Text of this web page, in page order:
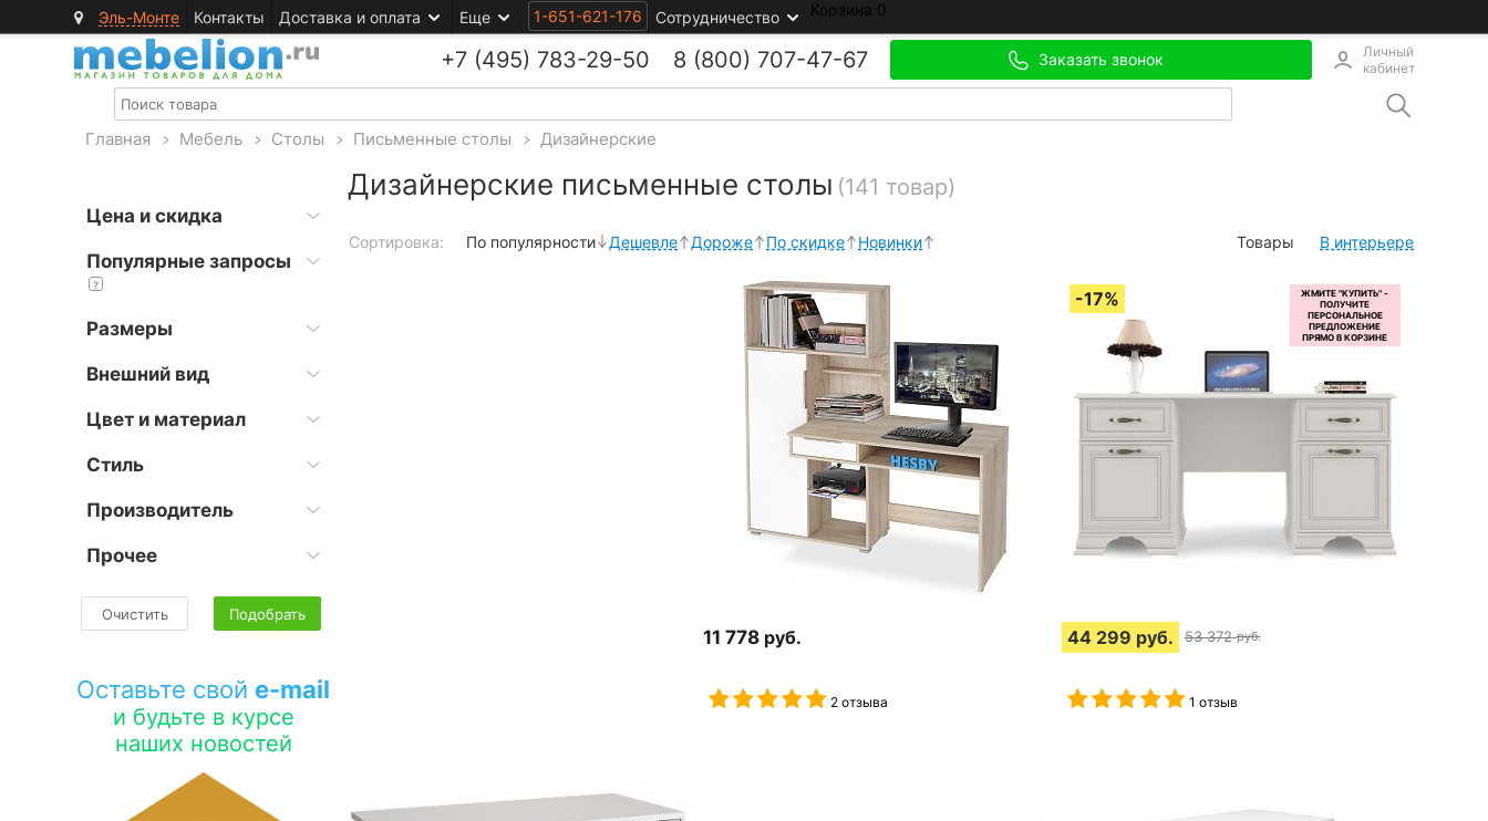
Эль-Монте Контакты Доставка и оплата Еще 1-651-621-176 Сотрудничество Корзина 0
+7 (495) 783-29-50 8 (800) 707-47-67 Заказать звонок
Личный
кабинет
Главная > Мебель > Столы > Письменные столы > Дизайнерские
Цена и скидка
Популярные запросы
?
Размеры
Внешний вид
Цвет и материал
Стиль
Производитель
Прочее
Очистить Подобрать
Оставьте свой e-mail
и будьте в курсе
наших новостей
Дизайнерские письменные столы (141 товар)
Сортировка: По популярности Дешевле Дороже По скидке Новинки Товары В интерьере
11 778 руб.
2 отзыва
44 299 руб. 53 372 руб.
1 отзыв